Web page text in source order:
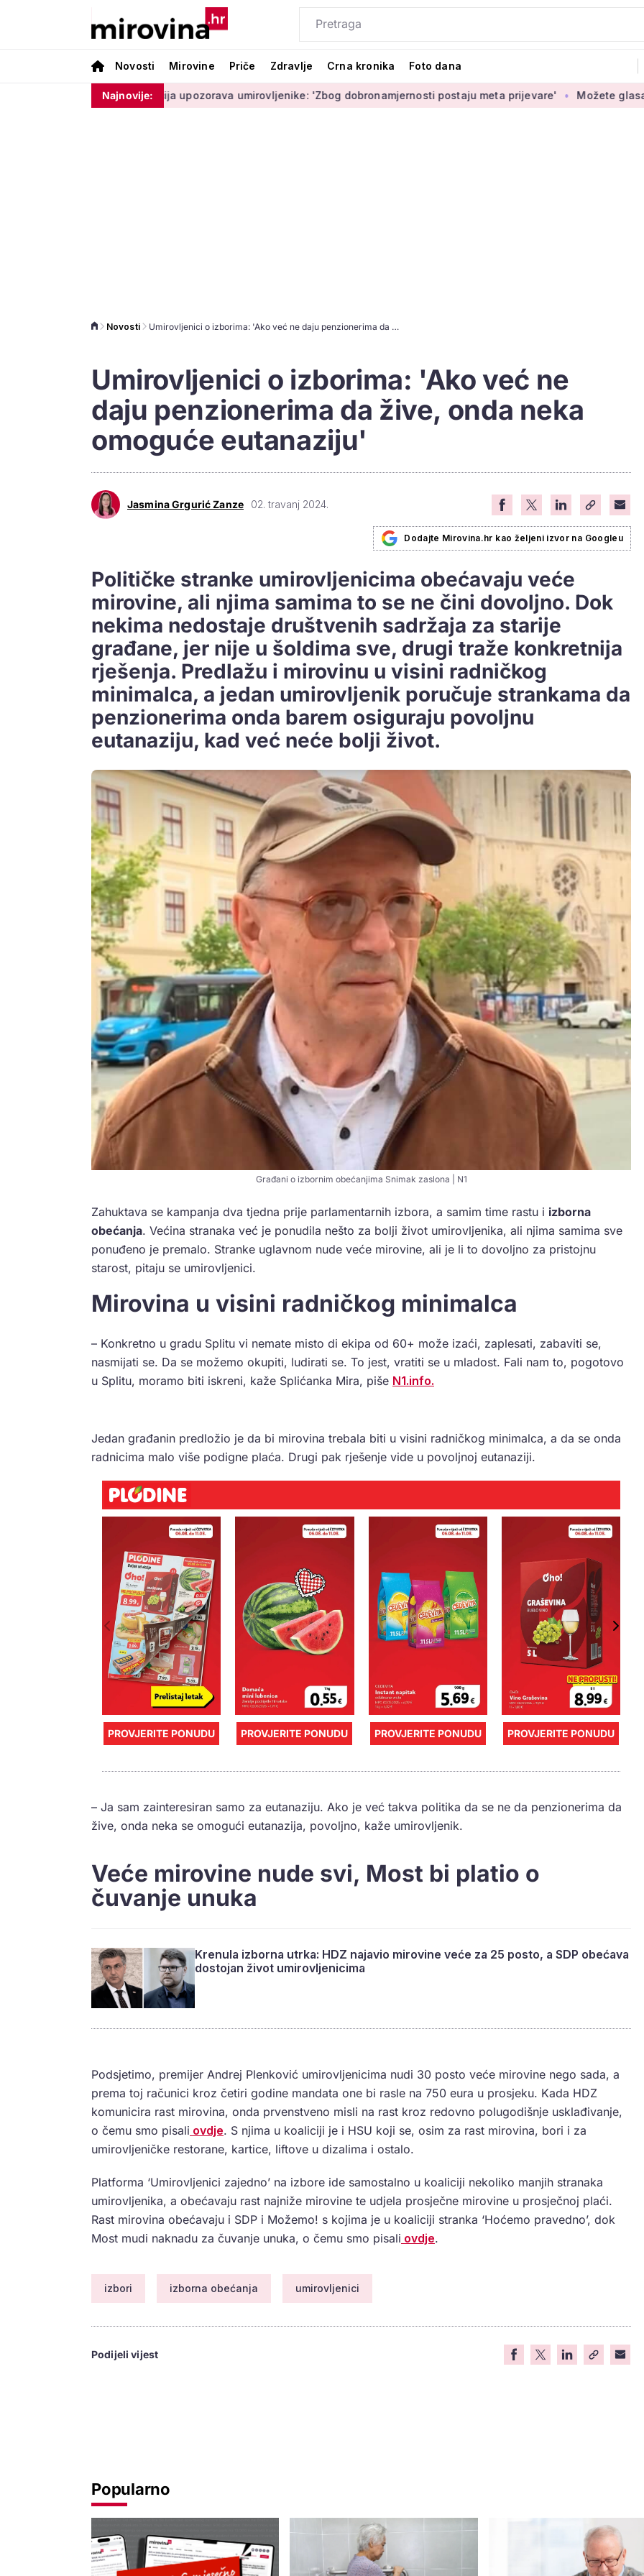
Novosti Mirovine Priče Zdravlje Crna kronika Foto dana
Najnovije:
Policija upozorava umirovljenike: 'Zbog dobronamjernosti postaju meta prijevare' Možete glasati za izbor
Novosti Umirovljenici o izborima: 'Ako već ne daju penzionerima da žive, onda neka omoguće eutanaziju'
Umirovljenici o izborima: 'Ako već ne
daju penzionerima da žive, onda neka
omoguće eutanaziju'
Jasmina Grgurić Zanze 02. travanj 2024.
Dodajte Mirovina.hr kao željeni izvor na Googleu
Političke stranke umirovljenicima obećavaju veće
mirovine, ali njima samima to se ne čini dovoljno. Dok
nekima nedostaje društvenih sadržaja za starije
građane, jer nije u šoldima sve, drugi traže konkretnija
rješenja. Predlažu i mirovinu u visini radničkog
minimalca, a jedan umirovljenik poručuje strankama da
penzionerima onda barem osiguraju povoljnu
eutanaziju, kad već neće bolji život.
Građani o izbornim obećanjima Snimak zaslona | N1
Zahuktava se kampanja dva tjedna prije parlamentarnih izbora, a samim time rastu i izborna
obećanja. Većina stranaka već je ponudila nešto za bolji život umirovljenika, ali njima samima sve
ponuđeno je premalo. Stranke uglavnom nude veće mirovine, ali je li to dovoljno za pristojnu
starost, pitaju se umirovljenici.
Mirovina u visini radničkog minimalca
– Konkretno u gradu Splitu vi nemate misto di ekipa od 60+ može izaći, zaplesati, zabaviti se,
nasmijati se. Da se možemo okupiti, ludirati se. To jest, vratiti se u mladost. Fali nam to, pogotovo
u Splitu, moramo biti iskreni, kaže Splićanka Mira, piše N1.info.
Jedan građanin predložio je da bi mirovina trebala biti u visini radničkog minimalca, a da se onda
radnicima malo više podigne plaća. Drugi pak rješenje vide u povoljnoj eutanaziji.
PROVJERITE PONUDU PROVJERITE PONUDU PROVJERITE PONUDU PROVJERITE PONUDU
– Ja sam zainteresiran samo za eutanaziju. Ako je već takva politika da se ne da penzionerima da
žive, onda neka se omogući eutanazija, povoljno, kaže umirovljenik.
Veće mirovine nude svi, Most bi platio o
čuvanje unuka
Krenula izborna utrka: HDZ najavio mirovine veće za 25 posto, a SDP obećava
dostojan život umirovljenicima
Podsjetimo, premijer Andrej Plenković umirovljenicima nudi 30 posto veće mirovine nego sada, a
prema toj računici kroz četiri godine mandata one bi rasle na 750 eura u prosjeku. Kada HDZ
komunicira rast mirovina, onda prvenstveno misli na rast kroz redovno polugodišnje usklađivanje,
o čemu smo pisali ovdje. S njima u koaliciji je i HSU koji se, osim za rast mirovina, bori i za
umirovljeničke restorane, kartice, liftove u dizalima i ostalo.
Platforma ‘Umirovljenici zajedno’ na izbore ide samostalno u koaliciji nekoliko manjih stranaka
umirovljenika, a obećavaju rast najniže mirovine te udjela prosječne mirovine u prosječnoj plaći.
Rast mirovina obećavaju i SDP i Možemo! s kojima je u koaliciji stranka ‘Hoćemo pravedno’, dok
Most mudi naknadu za čuvanje unuka, o čemu smo pisali ovdje.
izbori izborna obećanja umirovljenici
Podijeli vijest
Popularno